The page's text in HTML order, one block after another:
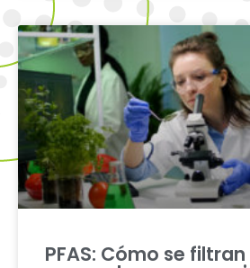
PFAS: Cómo se filtran